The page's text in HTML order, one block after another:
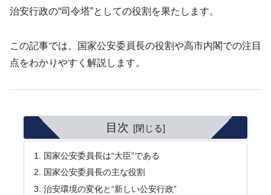
治安行政の“司令塔”としての役割を果たします。
この記事では、国家公安委員長の役割や高市内閣での注目
点をわかりやすく解説します。
目次
国家公安委員長は“大臣”である
国家公安委員長の主な役割
治安環境の変化と“新しい公安行政”